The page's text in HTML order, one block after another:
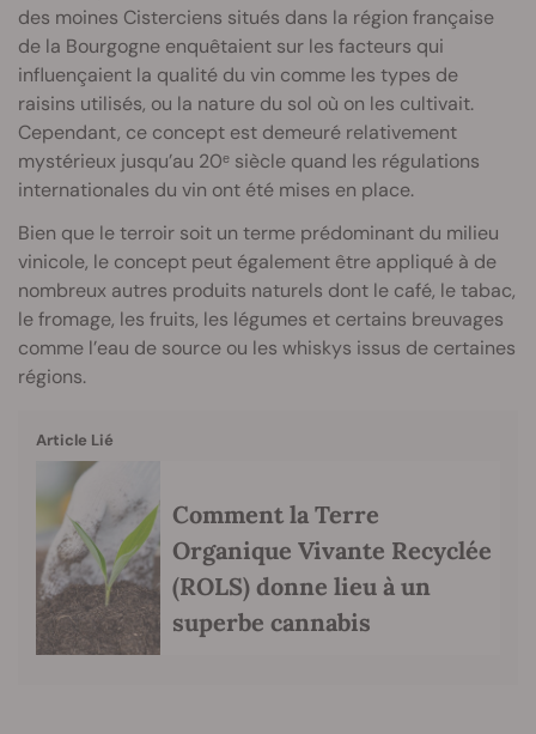
des moines Cisterciens situés dans la région française
de la Bourgogne enquêtaient sur les facteurs qui
influençaient la qualité du vin comme les types de
raisins utilisés, ou la nature du sol où on les cultivait.
Cependant, ce concept est demeuré relativement
mystérieux jusqu’au 20ᵉ siècle quand les régulations
internationales du vin ont été mises en place.
Bien que le terroir soit un terme prédominant du milieu
vinicole, le concept peut également être appliqué à de
nombreux autres produits naturels dont le café, le tabac,
le fromage, les fruits, les légumes et certains breuvages
comme l’eau de source ou les whiskys issus de certaines
régions.
Article Lié
Comment la Terre
Organique Vivante Recyclée
(ROLS) donne lieu à un
superbe cannabis